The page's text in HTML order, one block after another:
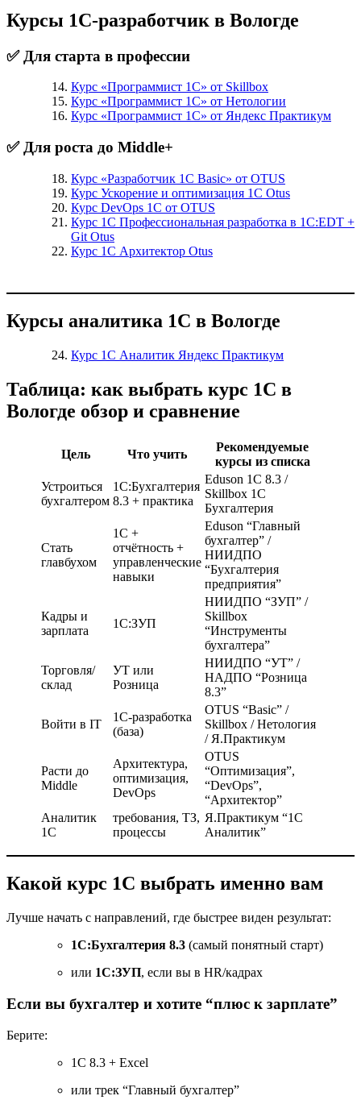
Курсы 1С-разработчик в Вологде
✅ Для старта в профессии
Курс «Программист 1С» от Skillbox
Курс «Программист 1С» от Нетологии
Курс «Программист 1С» от Яндекс Практикум
✅ Для роста до Middle+
Курс «Разработчик 1С Basic» от OTUS
Курс Ускорение и оптимизация 1С Otus
Курс DevOps 1С от OTUS
Курс 1С Профессиональная разработка в 1С:EDT +
Git Otus
Курс 1С Архитектор Otus
Курсы аналитика 1С в Вологде
Курс 1С Аналитик Яндекс Практикум
Таблица: как выбрать курс 1С в
Вологде обзор и сравнение
Цель Что учить
Рекомендуемые
курсы из списка
Устроиться
бухгалтером
1С:Бухгалтерия
8.3 + практика
Eduson 1С 8.3 /
Skillbox 1С
Бухгалтерия
Стать
главбухом
1С +
отчётность +
управленческие
навыки
Eduson “Главный
бухгалтер” /
НИИДПО
“Бухгалтерия
предприятия”
Кадры и
зарплата
1С:ЗУП
НИИДПО “ЗУП” /
Skillbox
“Инструменты
бухгалтера”
Торговля/
склад
УТ или
Розница
НИИДПО “УТ” /
НАДПО “Розница
8.3”
Войти в IT
1С-разработка
(база)
OTUS “Basic” /
Skillbox / Нетология
/ Я.Практикум
Расти до
Middle
Архитектура,
оптимизация,
DevOps
OTUS
“Оптимизация”,
“DevOps”,
“Архитектор”
Аналитик
1С
требования, ТЗ,
процессы
Я.Практикум “1С
Аналитик”
Какой курс 1С выбрать именно вам
Лучше начать с направлений, где быстрее виден результат:
1С:Бухгалтерия 8.3 (самый понятный старт)
или 1С:ЗУП, если вы в HR/кадрах
Если вы бухгалтер и хотите “плюс к зарплате”
Берите:
1С 8.3 + Excel
или трек “Главный бухгалтер”